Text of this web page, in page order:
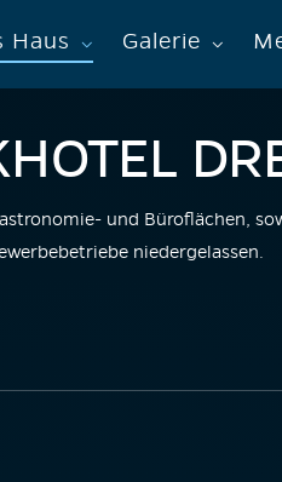
Haus Galerie
und Büroflächen,
niedergelassen.